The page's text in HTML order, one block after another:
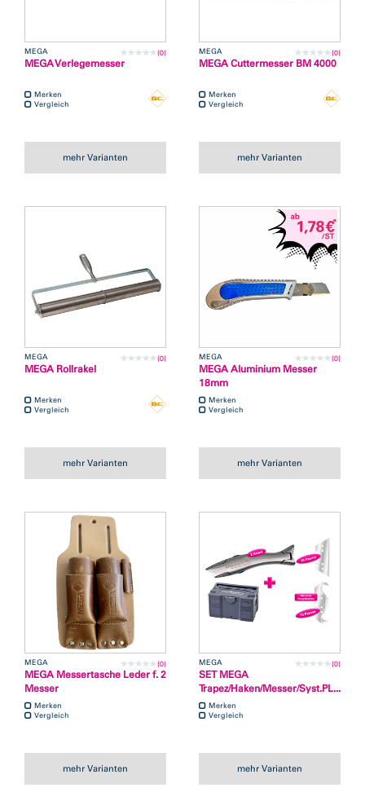
MEGA (0)
MEGA Verlegemesser
Merken
Vergleich
mehr Varianten
MEGA (0)
MEGA Cuttermesser BM 4000
Merken
Vergleich
mehr Varianten
MEGA (0)
MEGA Rollrakel
Merken
Vergleich
mehr Varianten
MEGA (0)
MEGA Aluminium Messer
18mm
Merken
Vergleich
mehr Varianten
MEGA (0)
MEGA Messertasche Leder f. 2
Messer
Merken
Vergleich
mehr Varianten
MEGA (0)
SET MEGA
Trapez/Haken/Messer/Syst.PL...
Merken
Vergleich
mehr Varianten